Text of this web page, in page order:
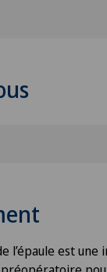
l’épaule est